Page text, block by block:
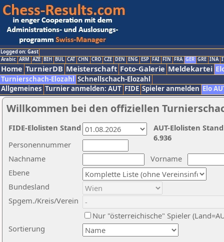
Logged on: Gast
Arabic ARM AZE BIH BUL CAT CHN CRO CZE DEN ENG ESP FAI FIN FRA GER GRE INA
Home TurnierDB Meisterschaft Foto-Galerie Meldekartei
Turnierschach-Elozahl Schnellschach-Elozahl
Allgemeines Turnier anmelden: AUT FIDE Spieler anmelden Elo
Willkommen bei den offiziellen
Nachname
Vorname
Ebene
Sortierung
Personennummer
Bundesland
Spgem./Kreis/Verein
Nur "österreichische" Spieler
AUT-Elolisten
6.936
FIDE-Elolisten Stand